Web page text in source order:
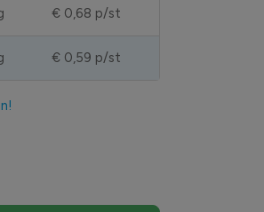
€ 0,68 p/st
€ 0,59 p/st